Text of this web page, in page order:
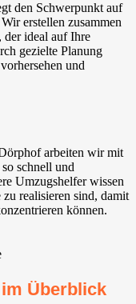
den Schwerpunkt auf
erstellen zusammen
ideal auf Ihre
gezielte Planung
und
arbeiten wir mit
schnell und
Umzugshelfer wissen
realisieren sind, damit
können.
Überblick